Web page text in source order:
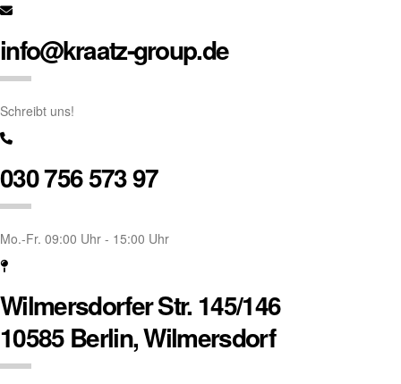
info@kraatz-group.de
Schreibt uns!
030 756 573 97
Mo.-Fr. 09:00 Uhr - 15:00 Uhr
Wilmersdorfer Str. 145/146
10585 Berlin, Wilmersdorf